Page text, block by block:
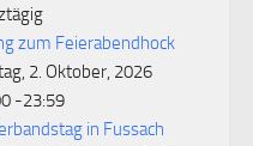
zum Feierabendhock
2. Oktober, 2026
-23:59
in Fussach